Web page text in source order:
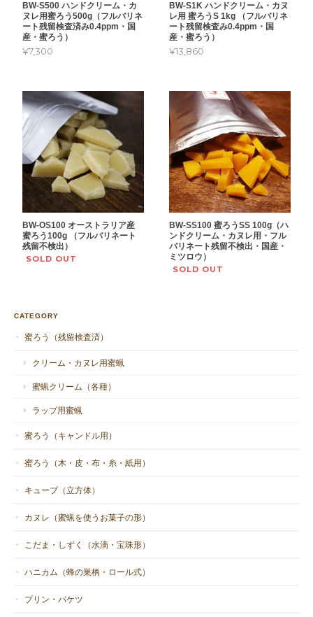
BW-S500 ハンドクリーム・カ
ヌレ用蜜ろう500g（フルバリネ
ート残留検査済み0.4ppm・国
産・蜜ろう）
¥7,300
BW-S1K ハンドクリーム・カヌ
レ用 蜜ろうS 1kg （フルバリネ
ート残留検査み0.4ppm・国
産・蜜ろう）
¥13,860
BW-OS100 オーストラリア産
蜜ろう100g （フルバリネート
残留不検出）
SOLD OUT
BW-SS100 蜜ろうSS 100g（ハ
ンドクリーム・カヌレ用・フル
バリネート残留不検出・国産・
ミツロウ）
SOLD OUT
CATEGORY
蜜ろう（残留検査済）
クリーム・カヌレ用蜜蝋
蜜蝋クリーム（各種）
ラップ用蜜蝋
蜜ろう（キャンドル用）
蜜ろう（木・皮・布・糸・紙用）
キューブ（立方体）
カヌレ（蜜蝋を使うお菓子の形）
こだま・しずく（水滴・宝珠形）
ハニカム（蜂の巣柄・ロール式）
プリン・バケツ